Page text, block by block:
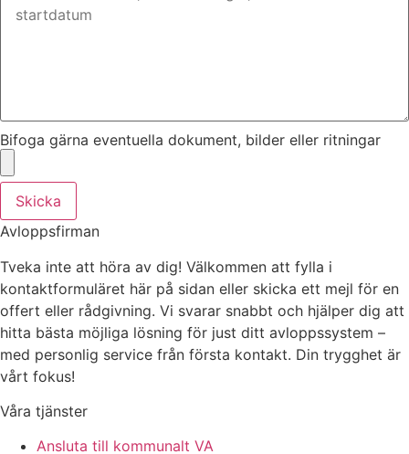
Bifoga gärna eventuella dokument, bilder eller ritningar
Skicka
Avloppsfirman
Tveka inte att höra av dig! Välkommen att fylla i
kontaktformuläret här på sidan eller skicka ett mejl för en
offert eller rådgivning. Vi svarar snabbt och hjälper dig att
hitta bästa möjliga lösning för just ditt avloppssystem –
med personlig service från första kontakt. Din trygghet är
vårt fokus!
Våra tjänster
Ansluta till kommunalt VA